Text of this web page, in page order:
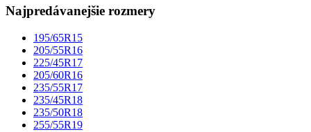
Najpredávanejšie rozmery
195/65R15
205/55R16
225/45R17
205/60R16
235/55R17
235/45R18
235/50R18
255/55R19